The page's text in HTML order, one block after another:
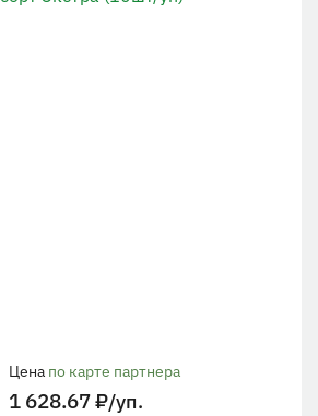
Цена по карте партнера
1 628.67₽/уп.